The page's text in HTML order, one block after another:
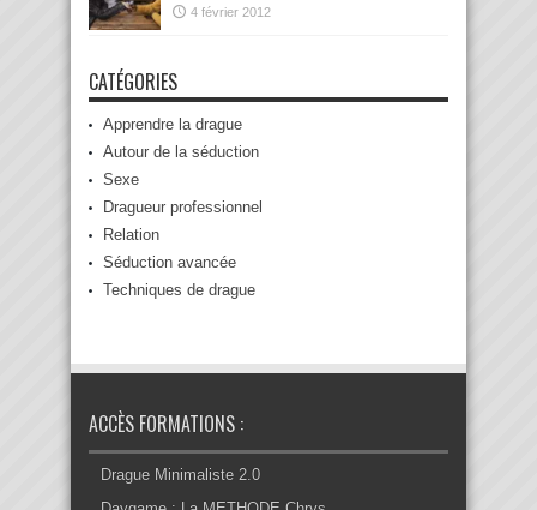
4 février 2012
CATÉGORIES
Apprendre la drague
Autour de la séduction
Sexe
Dragueur professionnel
Relation
Séduction avancée
Techniques de drague
ACCÈS FORMATIONS :
Drague Minimaliste 2.0